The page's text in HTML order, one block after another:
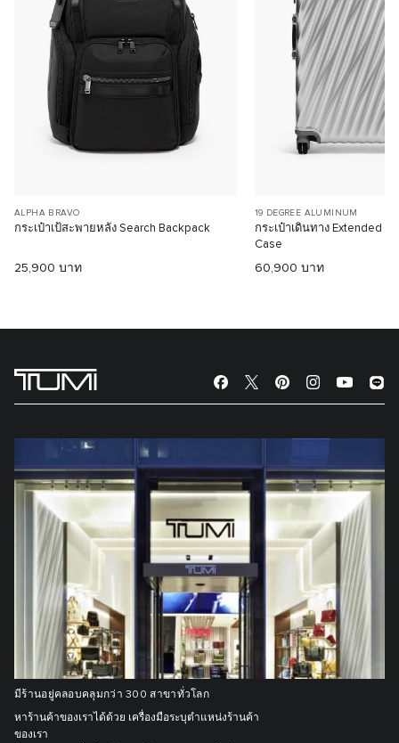
ALPHA BRAVO
กระเป๋าเป้สะพายหลัง Search Backpack
25,900 บาท
19 DEGREE ALUMINUM
กระเป๋าเดินทาง Extended
Case
60,900 บาท
มีร้านอยู่คลอบคลุมกว่า 300 สาขาทั่วโลก
หาร้านค้าของเราได้ด้วย เครื่องมือระบุตำแหน่งร้านค้า
ของเรา